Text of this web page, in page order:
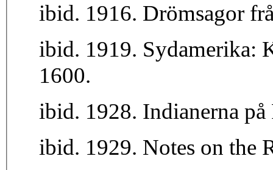
ibid. 1916. Drömsagor
ibid. 1919. Sydamerika:
1600.
ibid. 1928. Indianerna på
ibid. 1929. Notes on the